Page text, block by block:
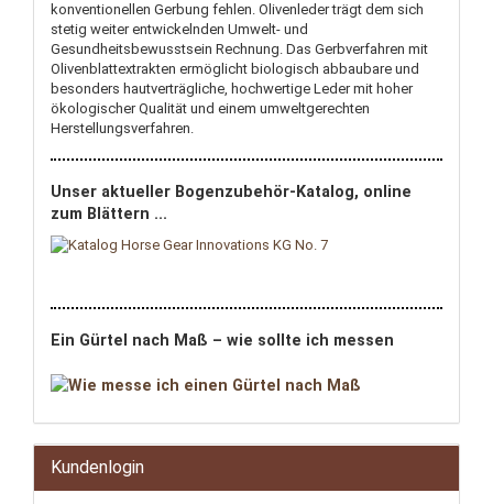
konventionellen Gerbung fehlen. Olivenleder trägt dem sich
stetig weiter entwickelnden Umwelt- und
Gesundheitsbewusstsein Rechnung. Das Gerbverfahren mit
Olivenblattextrakten ermöglicht biologisch abbaubare und
besonders hautverträgliche, hochwertige Leder mit hoher
ökologischer Qualität und einem umweltgerechten
Herstellungsverfahren.
Unser aktueller Bogenzubehör-Katalog, online
zum Blättern ...
Ein Gürtel nach Maß – wie sollte ich messen
Kundenlogin